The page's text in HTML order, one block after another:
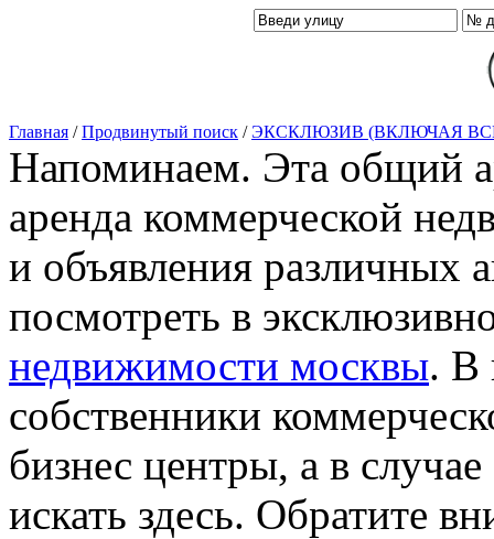
Главная /Продвинутый поиск /ЭКСКЛЮЗИВ (ВКЛЮЧАЯ
Напоминаем. Эта общий
аренда коммерческой
и объявления различных
посмотреть в
недвижимости москвы. В
собственники
бизнес центры, а в случае
искать здесь. Обратите